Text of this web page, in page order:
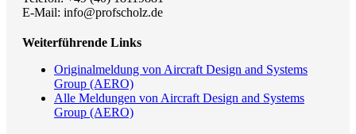
E-Mail: info@profscholz.de
Weiterführende Links
Originalmeldung von Aircraft Design and Systems
Group (AERO)
Alle Meldungen von Aircraft Design and Systems
Group (AERO)